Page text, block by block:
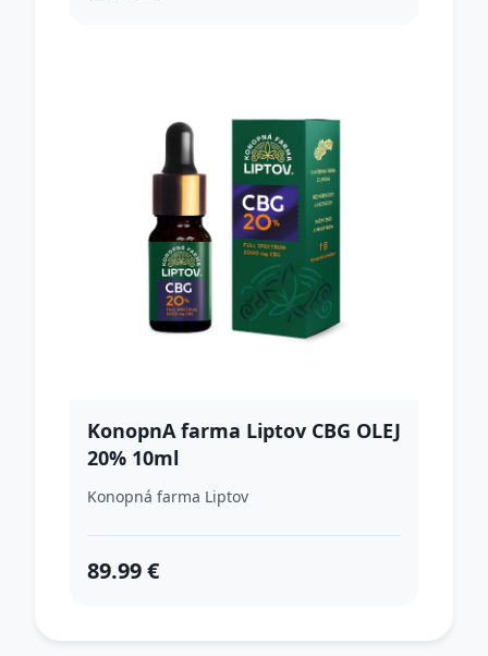
KonopnA farma Liptov CBG OLEJ
20% 10ml
Konopná farma Liptov
89.99 €